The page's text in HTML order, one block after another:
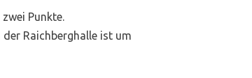
Punkte.
Raichberghalle ist um